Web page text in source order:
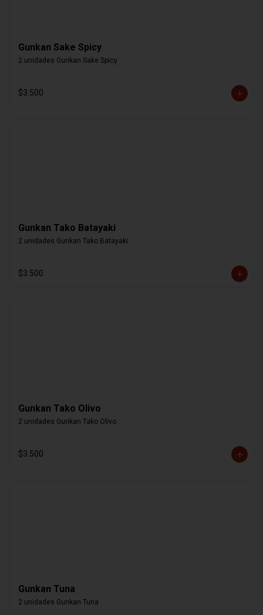
Gunkan Sake Spicy
2 unidades Gunkan Sake Spicy
$3.500
Gunkan Tako Batayaki
2 unidades Gunkan Tako Batayaki
$3.500
Gunkan Tako Olivo
2 unidades Gunkan Tako Olivo
$3.500
Gunkan Tuna
2 unidades Gunkan Tuna